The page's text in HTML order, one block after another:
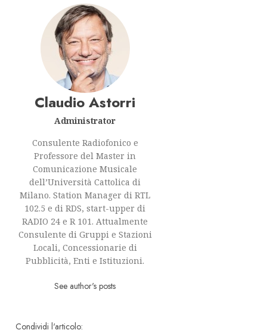
Claudio Astorri
Administrator
Consulente Radiofonico e
Professore del Master in
Comunicazione Musicale
dell’Università Cattolica di
Milano. Station Manager di RTL
102.5 e di RDS, start-upper di
RADIO 24 e R 101. Attualmente
Consulente di Gruppi e Stazioni
Locali, Concessionarie di
Pubblicità, Enti e Istituzioni.
See author's posts
Condividi l'articolo: